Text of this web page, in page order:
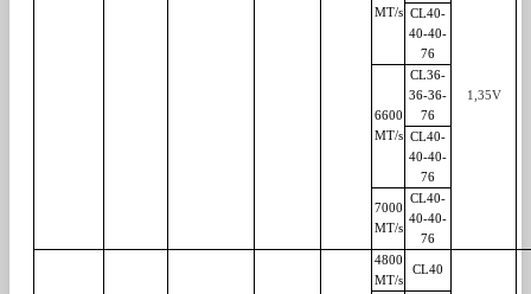
MT/s
1,35V
CL40-
40-40-
76
6600
MT/s
CL36-
36-36-
76
CL40-
40-40-
76
7000
MT/s
CL40-
40-40-
76
4800
MT/s
CL40